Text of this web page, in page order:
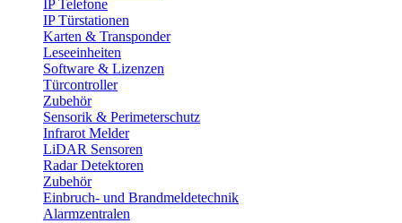
IP Telefone
IP Türstationen
Karten & Transponder
Leseeinheiten
Software & Lizenzen
Türcontroller
Zubehör
Sensorik & Perimeterschutz
Infrarot Melder
LiDAR Sensoren
Radar Detektoren
Zubehör
Einbruch- und Brandmeldetechnik
Alarmzentralen